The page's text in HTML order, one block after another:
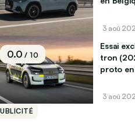
3 aoû
0.0/ 10
Essai
tron
proto
3 aoû